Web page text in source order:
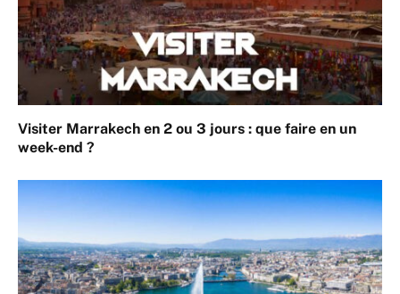
Visiter Marrakech en 2 ou 3 jours : que faire en un
week-end ?